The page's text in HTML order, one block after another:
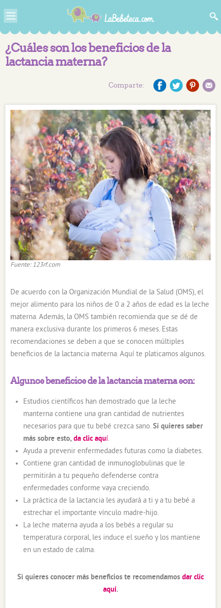
¿Cuáles son los beneficios de la
lactancia materna?
Comparte:
Fuente: 123rf.com
De acuerdo con la Organización Mundial de la Salud (OMS), el
mejor alimento para los niños de 0 a 2 años de edad es la leche
materna. Además, la OMS también recomienda que se dé de
manera exclusiva durante los primeros 6 meses. Estas
recomendaciones se deben a que se conocen múltiples
beneficios de la lactancia materna. Aquí te platicamos algunos.
Algunos beneficios de la lactancia materna son:
Estudios científicos han demostrado que la leche
manterna contiene una gran cantidad de nutrientes
necesarios para que tu bebé crezca sano.Si quieres saber
más sobre esto,da clic aquí.
Ayuda a prevenir enfermedades futuras como la diabetes.
Contiene gran cantidad de inmunoglobulinas que le
permitirán a tu pequeño defenderse contra
enfermedades conforme vaya creciendo.
La práctica de la lactancia les ayudará a ti y a tu bebé a
estrechar el importante vínculo madre-hijo.
La leche materna ayuda a los bebés a regular su
temperatura corporal, les induce el sueño y los mantiene
en un estado de calma.
Si quieres conocer más beneficios te recomendamos dar clic
aquí.